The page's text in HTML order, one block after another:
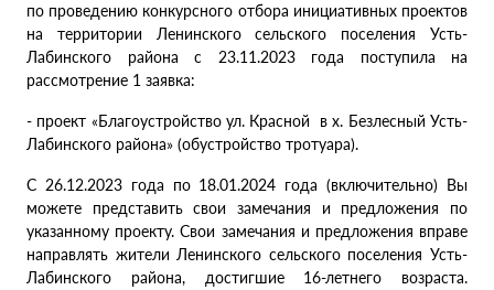
по проведению конкурсного отбора инициативных проектов
на территории Ленинского сельского поселения Усть-
Лабинского района с 23.11.2023 года поступила на
рассмотрение 1 заявка:
- проект «Благоустройство ул. Красной в х. Безлесный Усть-
Лабинского района» (обустройство тротуара).
С 26.12.2023 года по 18.01.2024 года (включительно) Вы
можете представить свои замечания и предложения по
указанному проекту. Свои замечания и предложения вправе
направлять жители Ленинского сельского поселения Усть-
Лабинского района, достигшие 16-летнего возраста.